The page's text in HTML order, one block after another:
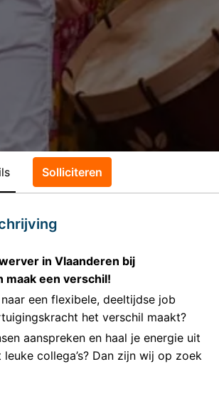
Solliciteren
in Vlaanderen bij
maak een verschil!
een flexibele, deeltijdse job
het verschil maakt?
aanspreken en haal je energie uit
collega’s? Dan zijn wij op zoek